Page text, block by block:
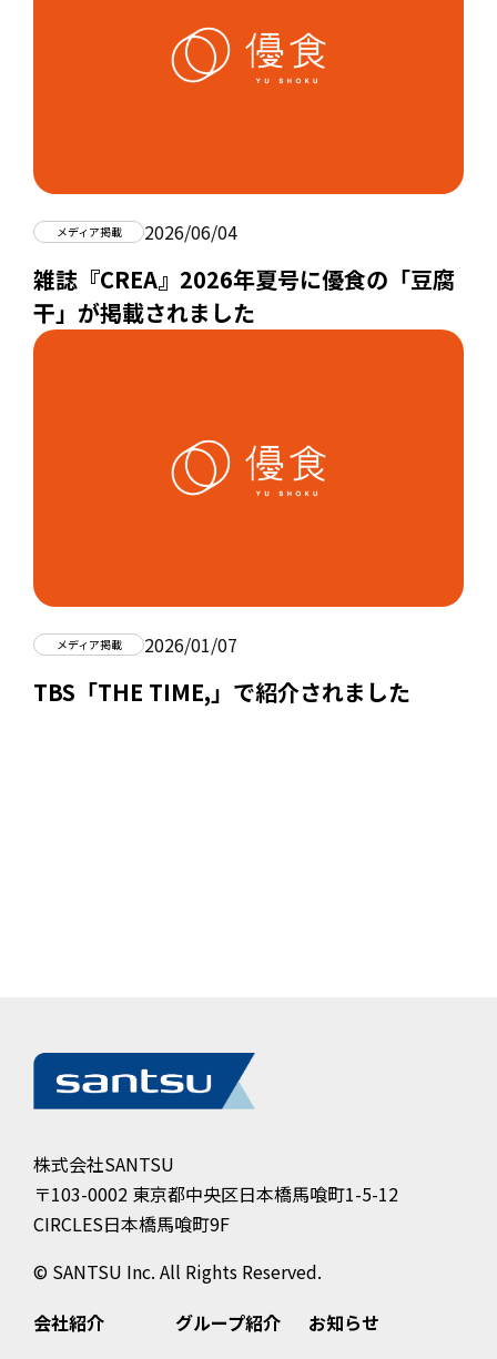
メディア掲載 2026/06/04
雑誌『CREA』2026年夏号に優食の「豆腐
干」が掲載されました
メディア掲載 2026/01/07
TBS「THE TIME,」で紹介されました
株式会社SANTSU
〒103-0002 東京都中央区日本橋馬喰町1-5-12
CIRCLES日本橋馬喰町9F
© SANTSU Inc. All Rights Reserved.
会社紹介
グループ紹介
お知らせ